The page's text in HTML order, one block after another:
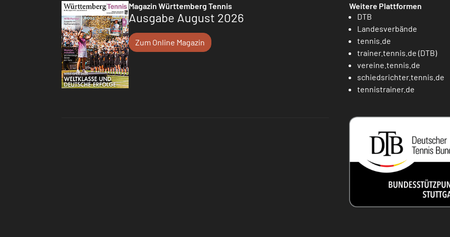
Magazin Württemberg Tennis
Ausgabe August 2026
Zum Online Magazin
Weitere Plattformen
DTB
Landesverbände
tennis.de
trainer.tennis.de (DTB)
vereine.tennis.de
schiedsrichter.tennis.de
tennistrainer.de